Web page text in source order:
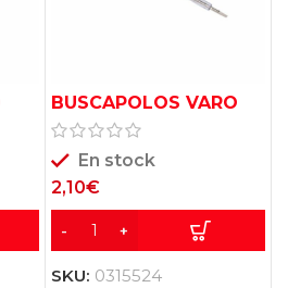
BUSCAPOLOS VARO
140MM KRT409002
En stock
2,10€
SKU: 0315524